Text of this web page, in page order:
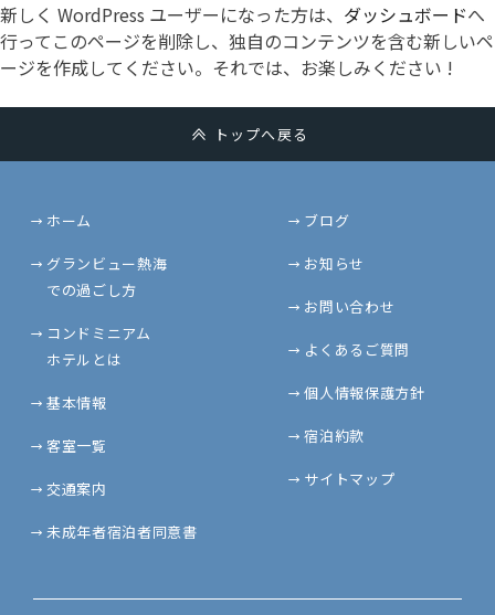
新しく WordPress ユーザーになった方は、 ダッシュボードへ
行ってこのページを削除し、独自のコンテンツを含む新しいペ
ージを作成してください。それでは、お楽しみください !
トップへ戻る
ホーム
グランビュー熱海
での過ごし方
コンドミニアム
ホテルとは
基本情報
客室一覧
交通案内
未成年者宿泊者同意書
ブログ
お知らせ
お問い合わせ
よくあるご質問
個人情報保護方針
宿泊約款
サイトマップ